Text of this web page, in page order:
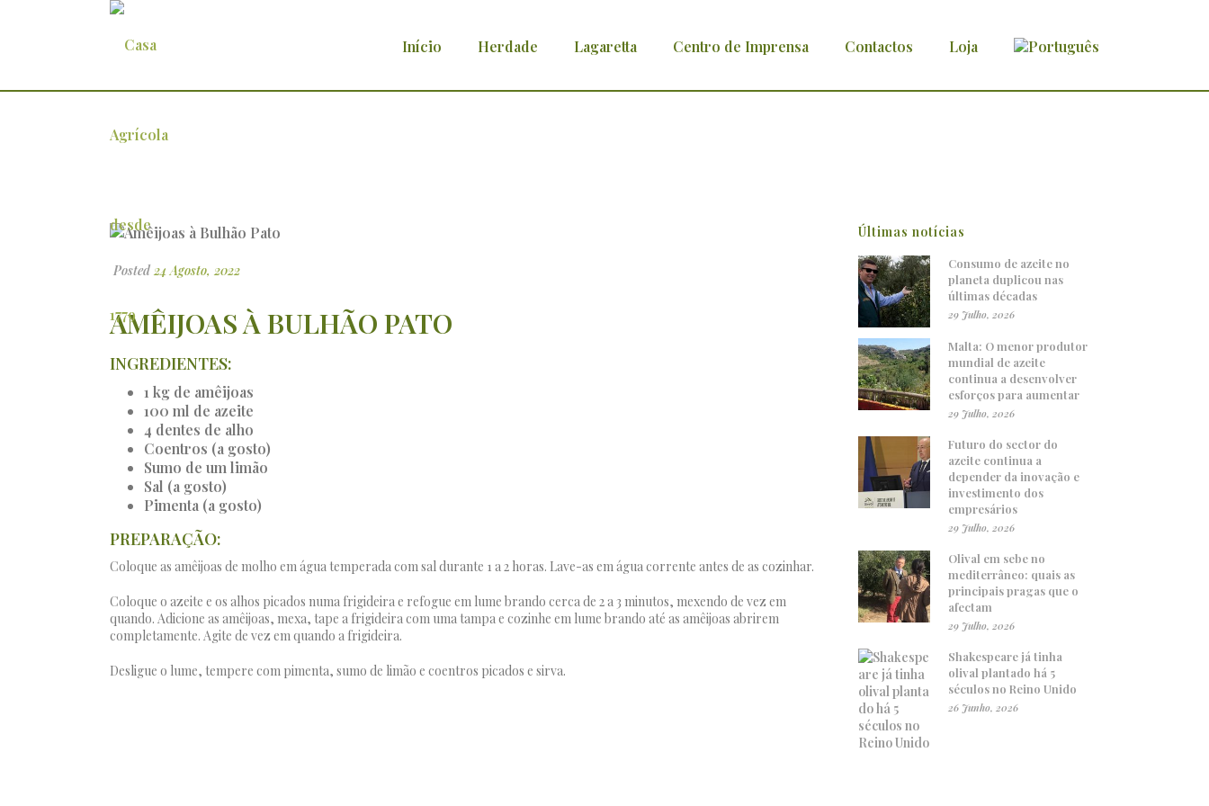
Início Herdade Lagaretta Centro de Imprensa Contactos Loja
Amêijoas à Bulhão Pato
Posted 24 Agosto, 2022
AMÊIJOAS À BULHÃO PATO
INGREDIENTES:
1 kg de amêijoas
100 ml de azeite
4 dentes de alho
Coentros (a gosto)
Sumo de um limão
Sal (a gosto)
Pimenta (a gosto)
PREPARAÇÃO:
Coloque as amêijoas de molho em água temperada com sal durante 1 a 2 horas. Lave-as em água corrente antes de as cozinhar.
Coloque o azeite e os alhos picados numa frigideira e refogue em lume brando cerca de 2 a 3 minutos, mexendo de vez em
quando. Adicione as amêijoas, mexa, tape a frigideira com uma tampa e cozinhe em lume brando até as amêijoas abrirem
completamente. Agite de vez em quando a frigideira.
Desligue o lume, tempere com pimenta, sumo de limão e coentros picados e sirva.
Últimas notícias
Consumo de azeite no
planeta duplicou nas
últimas décadas
29 Julho, 2026
Malta: O menor produtor
mundial de azeite
continua a desenvolver
esforços para aumentar
29 Julho, 2026
Futuro do sector do
azeite continua a
depender da inovação e
investimento dos
empresários
29 Julho, 2026
Olival em sebe no
mediterrâneo: quais as
principais pragas que o
afectam
29 Julho, 2026
Shakespeare já tinha
olival plantado há 5
séculos no Reino Unido
26 Junho, 2026